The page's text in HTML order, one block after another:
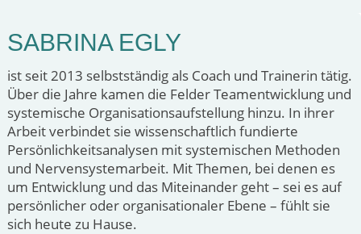
SABRINA EGLY
ist seit 2013 selbstständig als Coach und Trainerin tätig.
Über die Jahre kamen die Felder Teamentwicklung und
systemische Organisationsaufstellung hinzu. In ihrer
Arbeit verbindet sie wissenschaftlich fundierte
Persönlichkeitsanalysen mit systemischen Methoden
und Nervensystemarbeit. Mit Themen, bei denen es
um Entwicklung und das Miteinander geht – sei es auf
persönlicher oder organisationaler Ebene – fühlt sie
sich heute zu Hause.